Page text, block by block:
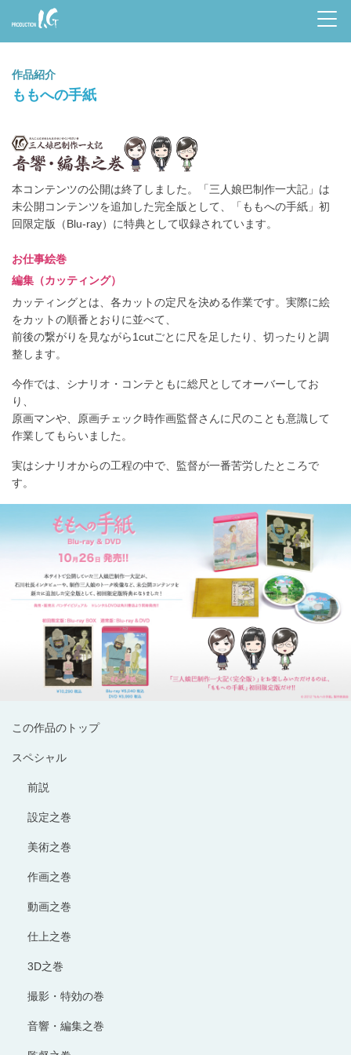
Prod
uctio
n I.G
作品紹介
ももへの手紙
この作品のトップ
スペシャル
前説
設定之巻
美術之巻
作画之巻
動画之巻
仕上之巻
3D之巻
撮影・特効の巻
音響・編集之巻
音響・編集之巻
本コンテンツの公開は終了しました。「三人娘巴制作一大記」は
未公開コンテンツを追加した完全版として、「ももへの手紙」初
回限定版（Blu-ray）に特典として収録されています。
お仕事絵巻
編集（カッティング）
カッティングとは、各カットの定尺を決める作業です。実際に絵
をカットの順番とおりに並べて、
前後の繋がりを見ながら1cutごとに尺を足したり、切ったりと調
整します。
今作では、シナリオ・コンテともに総尺としてオーバーしてお
り、
原画マンや、原画チェック時作画監督さんに尺のことも意識して
作業してもらいました。
実はシナリオからの工程の中で、監督が一番苦労したところで
す。